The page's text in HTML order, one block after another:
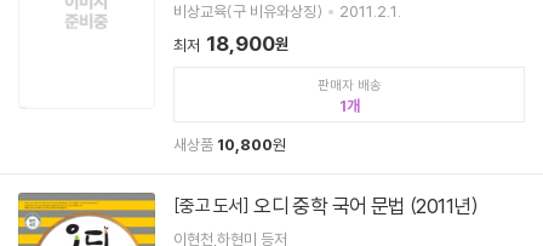
비상교육(구 비유와상징)
2011.2.1.
최저 18,900원
판매자 배송
1
새상품 10,800원
[중고 도서] 오디 중학 국어 문법 (2011년)
이현천,하현미 등저